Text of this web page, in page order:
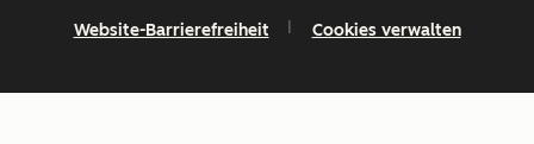
Website-Barrierefreiheit Cookies verwalten